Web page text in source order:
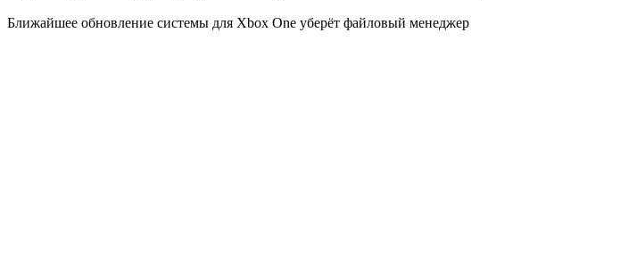
Ближайшее обновление системы для Xbox One уберёт файловый менеджер